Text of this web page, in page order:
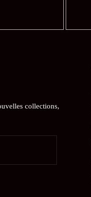
collections,